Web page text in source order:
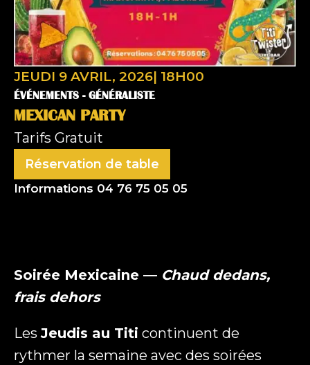
JEUDI 9 AVRIL, 2026| 18H00
ÉVÉNEMENTS - GÉNÉRALISTE
MEXICAN PARTY
Tarifs Gratuit
Réservation de table
Nom(Nécessaire)
Nom
E-mail(Nécessaire)
Informations 04 76 75 05 05
Soirée Mexicaine — Chaud dedans,
frais dehors
LesJeudis au Titi continuent de
rythmer la semaine avec des soirées